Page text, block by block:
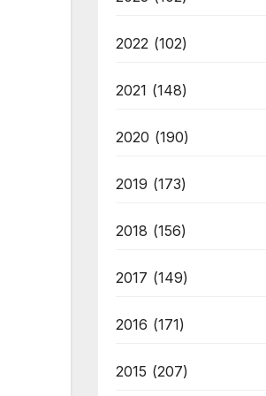
2022 (102)
2021 (148)
2020 (190)
2019 (173)
2018 (156)
2017 (149)
2016 (171)
2015 (207)